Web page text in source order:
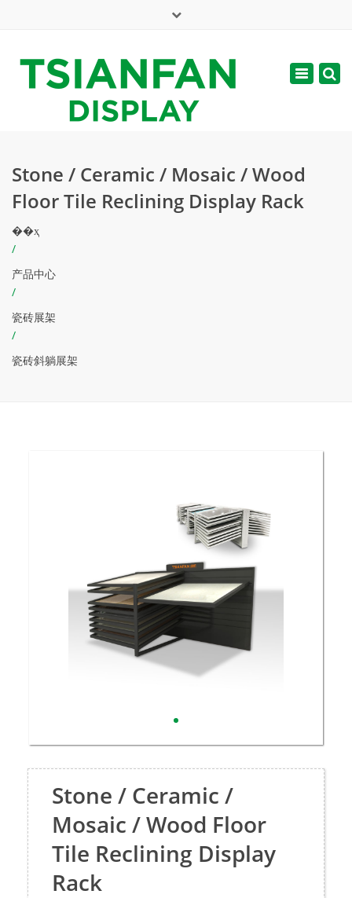
周一 - 周六: 7:00 - 17:00
Toggle
Stone / Ceramic / Mosaic / Wood
Floor Tile Reclining Display Rack
��ҳ
/
产品中心
/
瓷砖展架
/
瓷砖斜躺展架
Stone / Ceramic /
Mosaic / Wood Floor
Tile Reclining Display
Rack